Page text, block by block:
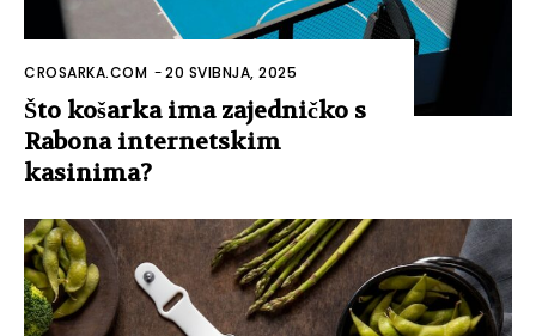
CROSARKA.COM -20 SVIBNJA, 2025
Što košarka ima zajedničko s
Rabona internetskim
kasinima?